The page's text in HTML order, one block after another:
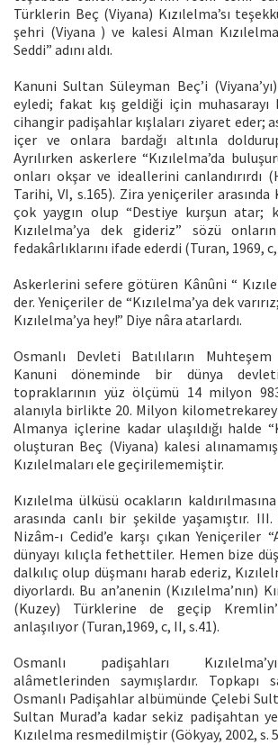
Türklerin Beç (Viyana) Kızılelma’sı
şehri (Viyana ) ve kalesi Alman
Seddi” adını aldı.
Kanuni Sultan Süleyman Beç’i
eyledi; fakat kış geldiği için muhasarayı
cihangir padişahlar kışlaları ziyaret eder;
içer ve onlara bardağı altınla
Ayrılırken askerlere “Kızılelma’da
onları okşar ve ideallerini canlandırırdı
Tarihi, VI, s.165). Zira yeniçeriler arasında
çok yaygın olup “Destiye kurşun atar;
Kızılelma’ya dek gideriz” sözü
fedakârlıklarını ifade ederdi (Turan, 1969,
Askerlerini sefere götüren Kânûni “
der. Yeniçeriler de “Kızılelma’ya dek
Kızılelma’ya hey!” Diye nâra atarlardı.
Osmanlı Devleti Batılıların
Kanuni döneminde bir dünya
topraklarının yüz ölçümü 14 milyon
alanıyla birlikte 20. Milyon
Almanya içlerine kadar ulaşıldığı halde
oluşturan Beç (Viyana) kalesi
Kızılelmaları ele geçirilememiştir.
Kızılelma ülküsü ocakların
arasında canlı bir şekilde yaşamıştır.
Nizâm-ı Cedid’e karşı çıkan Yeniçeriler
dünyayı kılıçla fethettiler. Hemen bize
dalkılıç olup düşmanı harab ederiz,
diyorlardı. Bu an’anenin (Kızılelma’nın)
(Kuzey) Türklerine de geçip
anlaşılıyor (Turan,1969, c, II, s.41).
Osmanlı padişahları
alâmetlerinden saymışlardır. Topkapı
Osmanlı Padişahlar albümünde Çelebi
Sultan Murad’a kadar sekiz padişahtan
Kızılelma resmedilmiştir (Gökyay, 2002, s.